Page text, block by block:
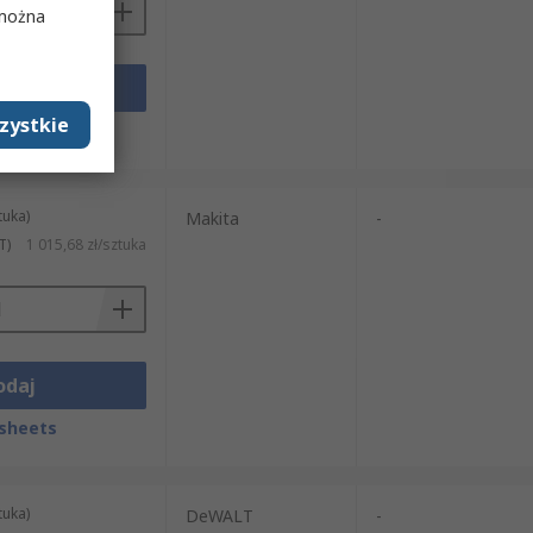
1 015,68 zł/sztuka
Makita -
DeWALT -